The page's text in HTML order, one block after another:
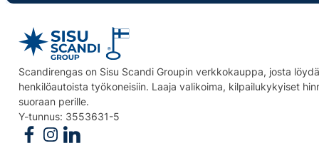
Scandirengas on Sisu Scandi Groupin verkkokauppa, josta
henkilöautoista työkoneisiin. Laaja valikoima, kilpailukykyiset
suoraan perille.
Y-tunnus: 3553631-5
Follow us on Facebook
Follow us on Instagram
Follow us on Linkedin